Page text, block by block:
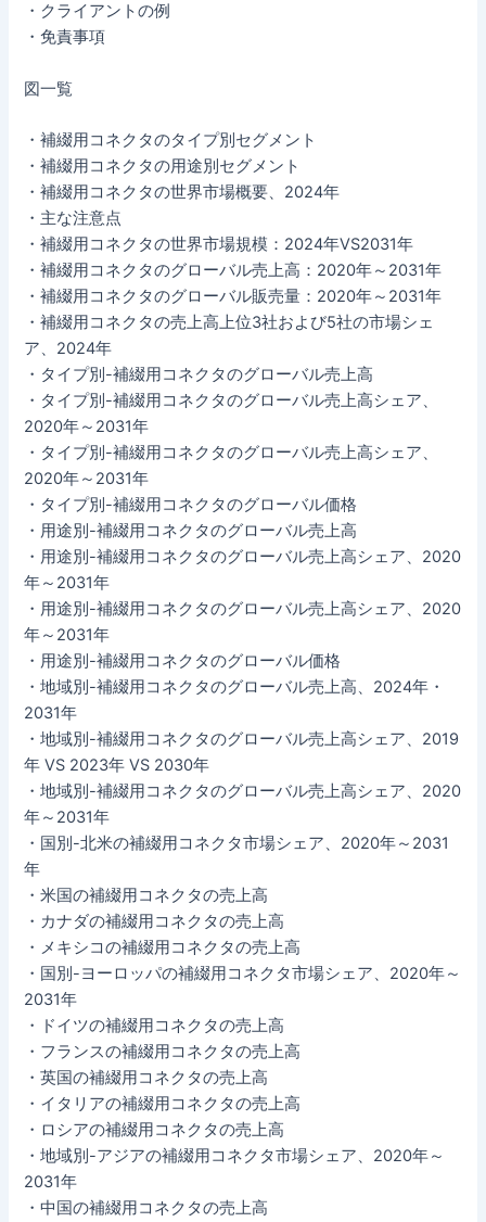
・クライアントの例
・免責事項
図一覧
・補綴用コネクタのタイプ別セグメント
・補綴用コネクタの用途別セグメント
・補綴用コネクタの世界市場概要、2024年
・主な注意点
・補綴用コネクタの世界市場規模：2024年VS2031年
・補綴用コネクタのグローバル売上高：2020年～2031年
・補綴用コネクタのグローバル販売量：2020年～2031年
・補綴用コネクタの売上高上位3社および5社の市場シェ
ア、2024年
・タイプ別-補綴用コネクタのグローバル売上高
・タイプ別-補綴用コネクタのグローバル売上高シェア、
2020年～2031年
・タイプ別-補綴用コネクタのグローバル売上高シェア、
2020年～2031年
・タイプ別-補綴用コネクタのグローバル価格
・用途別-補綴用コネクタのグローバル売上高
・用途別-補綴用コネクタのグローバル売上高シェア、2020
年～2031年
・用途別-補綴用コネクタのグローバル売上高シェア、2020
年～2031年
・用途別-補綴用コネクタのグローバル価格
・地域別-補綴用コネクタのグローバル売上高、2024年・
2031年
・地域別-補綴用コネクタのグローバル売上高シェア、2019
年 VS 2023年 VS 2030年
・地域別-補綴用コネクタのグローバル売上高シェア、2020
年～2031年
・国別-北米の補綴用コネクタ市場シェア、2020年～2031
年
・米国の補綴用コネクタの売上高
・カナダの補綴用コネクタの売上高
・メキシコの補綴用コネクタの売上高
・国別-ヨーロッパの補綴用コネクタ市場シェア、2020年～
2031年
・ドイツの補綴用コネクタの売上高
・フランスの補綴用コネクタの売上高
・英国の補綴用コネクタの売上高
・イタリアの補綴用コネクタの売上高
・ロシアの補綴用コネクタの売上高
・地域別-アジアの補綴用コネクタ市場シェア、2020年～
2031年
・中国の補綴用コネクタの売上高